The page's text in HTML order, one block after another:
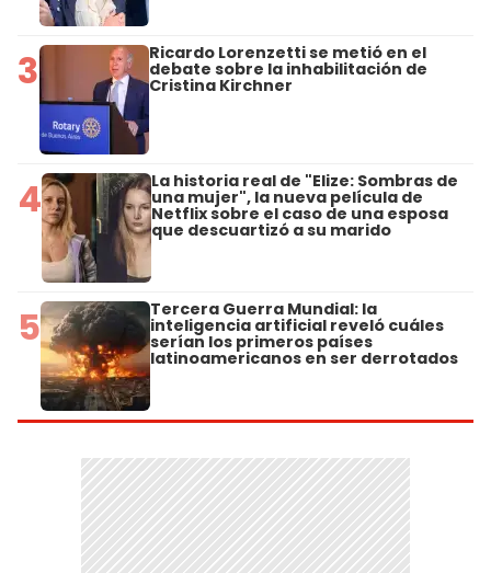
3 Ricardo Lorenzetti se metió en el
debate sobre la inhabilitación de
Cristina Kirchner
4 La historia real de "Elize: Sombras de
una mujer", la nueva película de
Netflix sobre el caso de una esposa
que descuartizó a su marido
5 Tercera Guerra Mundial: la
inteligencia artificial reveló cuáles
serían los primeros países
latinoamericanos en ser derrotados